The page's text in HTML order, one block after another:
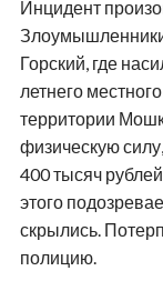
Инцидент
Горский, где
летнего
территории
физическую
400 тысяч
этого
скрылись.
полицию.